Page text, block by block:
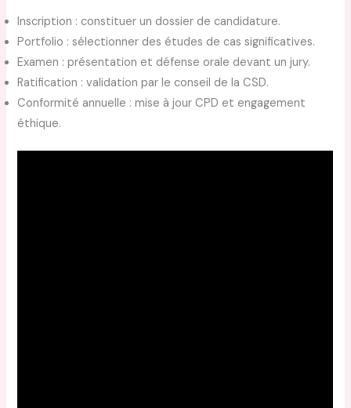
Inscription : constituer un dossier de candidature.
Portfolio : sélectionner des études de cas significatives.
Examen : présentation et défense orale devant un jury.
Ratification : validation par le conseil de la CSD.
Conformité annuelle : mise à jour CPD et engagement
éthique.